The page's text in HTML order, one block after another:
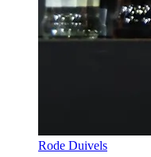
Rode Duivels